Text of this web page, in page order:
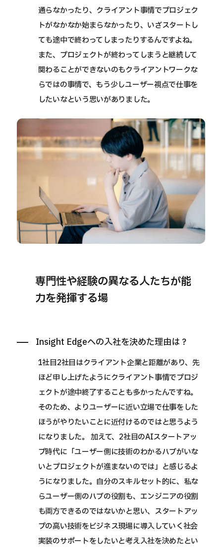
通らなかったり、クライアント事情でプロジェク
トがなかなか始まらなかったり、いざスタートし
ても途中で終わってしまったりするんですよね。
また、プロジェクトが終わってしまうと継続して
関わることができないのもクライアントワークな
らではの事情で、もう少しユーザー視点で仕事を
したいなという思いがありました。
専門性や経験の異なる人たちが能
力を発揮する場
Insight Edgeへの入社を決めた理由は？
1社目2社目はクライアント企業と距離があり、先
ほど申し上げたようにクライアント事情でプロジ
ェクトが途中終了することも多かったんですね。
そのため、よりユーザーに近い立場で仕事をした
ほうがやりたいことに近付けるのではと思うよう
になりました。 加えて、2社目のAIスタートアッ
プ時代に「ユーザー側に技術のわかるハブがいな
いとプロジェクトが進まないのでは」と感じるよ
うになりました。自分のスキルセット的に、私な
らユーザー側のハブの役割も、エンジニアの役割
も両方できるのではないかと思い、スタートアッ
プの高い技術をビジネス現場に導入していく社会
実装のサポートをしたいと考え入社を決めたとい